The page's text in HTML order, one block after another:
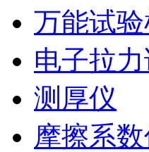
万能试
电子拉
测厚仪
摩擦系数